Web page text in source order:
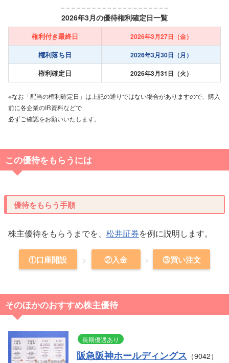
2026年3月の優待権利確定日一覧
権利付き最終日 2026年3月27日（金）
権利落ち日 2026年3月30日（月）
権利確定日 2026年3月31日（火）
※なお「配当の権利確定日」は上記の通りではない場合がありますので、購入
前に各企業のIR資料などで
必ずご確認をお願いいたします。
この優待をもらうには
優待をもらう手順
株主優待をもらうまでを、 松井証券を例に説明します。
①口座開設 ②入金 ③買い注文
そのほかのおすすめ株主優待
長期優遇あり
阪急阪神ホールディングス （9042）